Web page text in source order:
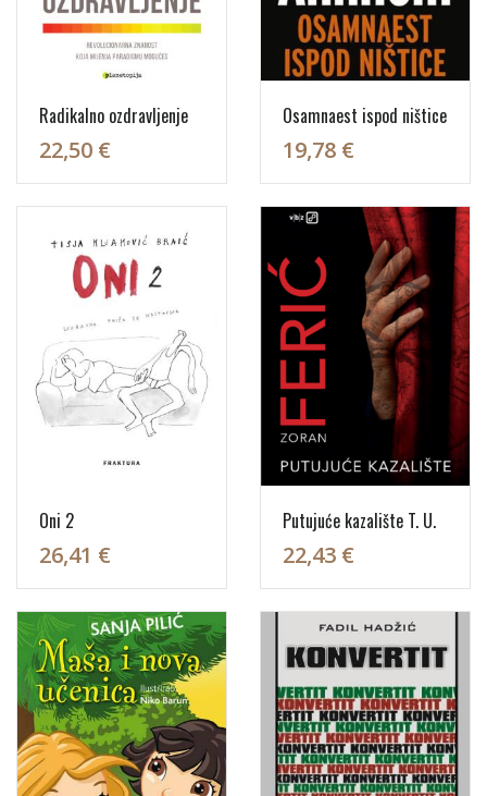
Radikalno ozdravljenje
22,50 €
Osamnaest ispod ništice
19,78 €
Oni 2
26,41 €
Putujuće kazalište T. U.
22,43 €